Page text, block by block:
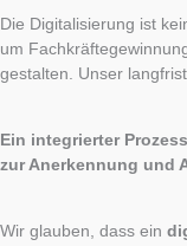
Die Digitalisierung ist
um
gestalten. Unser
Ein integrierter
zur Anerkennung und
Wir glauben, dass ein